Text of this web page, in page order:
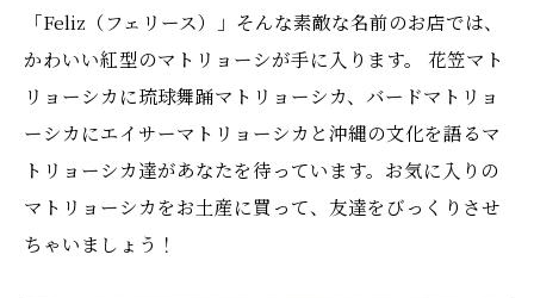
「Feliz（フェリース）」そんな素敵な名前のお店では、
かわいい紅型のマトリョーシが手に入ります。 花笠マト
リョーシカに琉球舞踊マトリョーシカ、バードマトリョ
ーシカにエイサーマトリョーシカと沖縄の文化を語るマ
トリョーシカ達があなたを待っています。お気に入りの
マトリョーシカをお土産に買って、友達をびっくりさせ
ちゃいましょう！